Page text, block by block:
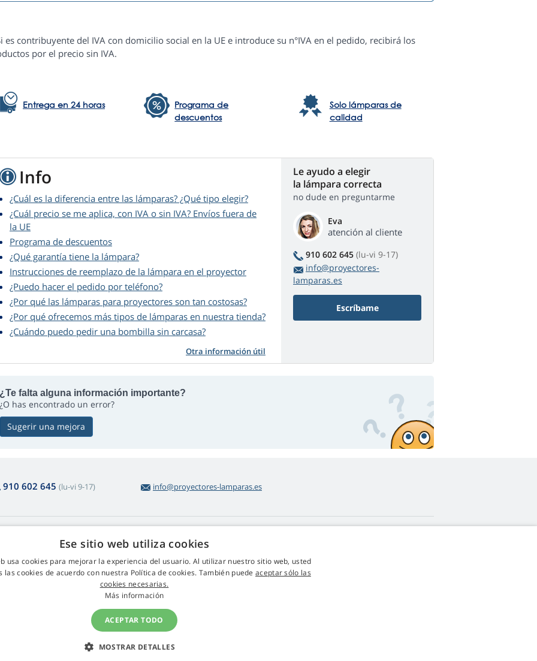
es contribuyente del IVA con domicilio social en la UE e introduce su n°IVA en el pedido, recibirá los
por el precio sin IVA.
Entrega en 24 horas
Programa de
descuentos
Solo lámparas de
calidad
Info
¿Cuál es la diferencia entre las lámparas? ¿Qué tipo elegir?
¿Cuál precio se me aplica, con IVA o sin IVA? Envíos fuera de
la UE
Programa de descuentos
¿Qué garantía tiene la lámpara?
Instrucciones de reemplazo de la lámpara en el proyector
¿Puedo hacer el pedido por teléfono?
¿Por qué las lámparas para proyectores son tan costosas?
¿Por qué ofrecemos más tipos de lámparas en nuestra tienda?
¿Cuándo puedo pedir una bombilla sin carcasa?
Otra información útil
Le ayudo a elegir
la lámpara correcta
no dude en preguntarme
Eva
atención al cliente
910 602 645 (lu-vi 9-17)
info@proyectores-
lamparas.es
Escríbame
¿Te falta alguna información importante?
¿O has encontrado un error?
Sugerir una mejora
910 602 645 (lu-vi 9-17) info@proyectores-lamparas.es
y reclamaciones
sencilla de productos
comerciales
Contacto
GDRP
© 2009 - 2026 Proyectores-Lamparas.es
Ese sitio web utiliza cookies
usa cookies para mejorar la experiencia del usuario. Al utilizar nuestro sitio web, usted
las cookies de acuerdo con nuestra Política de cookies. También puedeaceptar sólo las
cookies necesarias.
Más información
ACEPTAR TODO
MOSTRAR DETALLES